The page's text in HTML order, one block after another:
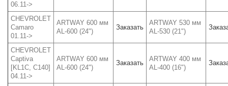
06.11->
CHEVROLET
Camaro
01.11->
ARTWAY 600 мм
AL-600 (24")
Заказать
ARTWAY 530 мм
AL-530 (21")
CHEVROLET
Captiva
[KL1C, C140]
04.11->
ARTWAY 600 мм
AL-600 (24")
Заказать
ARTWAY 400 мм
AL-400 (16")